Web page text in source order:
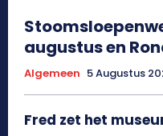
augustus en
Algemeen 5 Augustus
Fred zet het